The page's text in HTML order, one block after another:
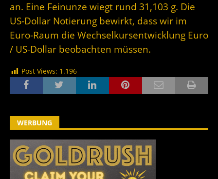
an. Eine Feinunze wiegt rund 31,103 g. Die
US-Dollar Notierung bewirkt, dass wir im
Euro-Raum die Wechselkursentwicklung Euro
/ US-Dollar beobachten müssen.
Post Views: 1.196
WERBUNG